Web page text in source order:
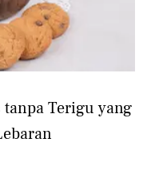
tanpa Terigu yang